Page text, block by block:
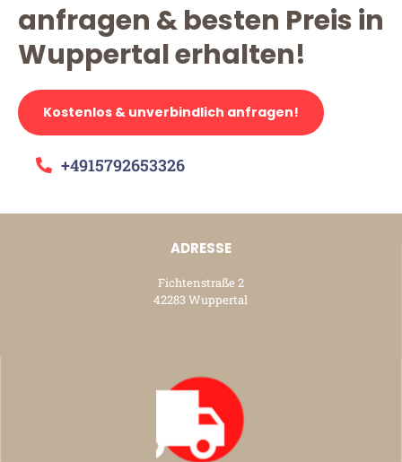
anfragen & besten Preis in
Wuppertal erhalten!
Kostenlos & unverbindlich anfragen!
+4915792653326
ADRESSE
Fichtenstraße 2
42283 Wuppertal